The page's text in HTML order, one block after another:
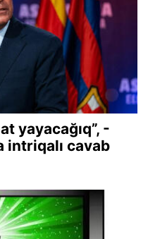
yayacağıq”, -
cavab